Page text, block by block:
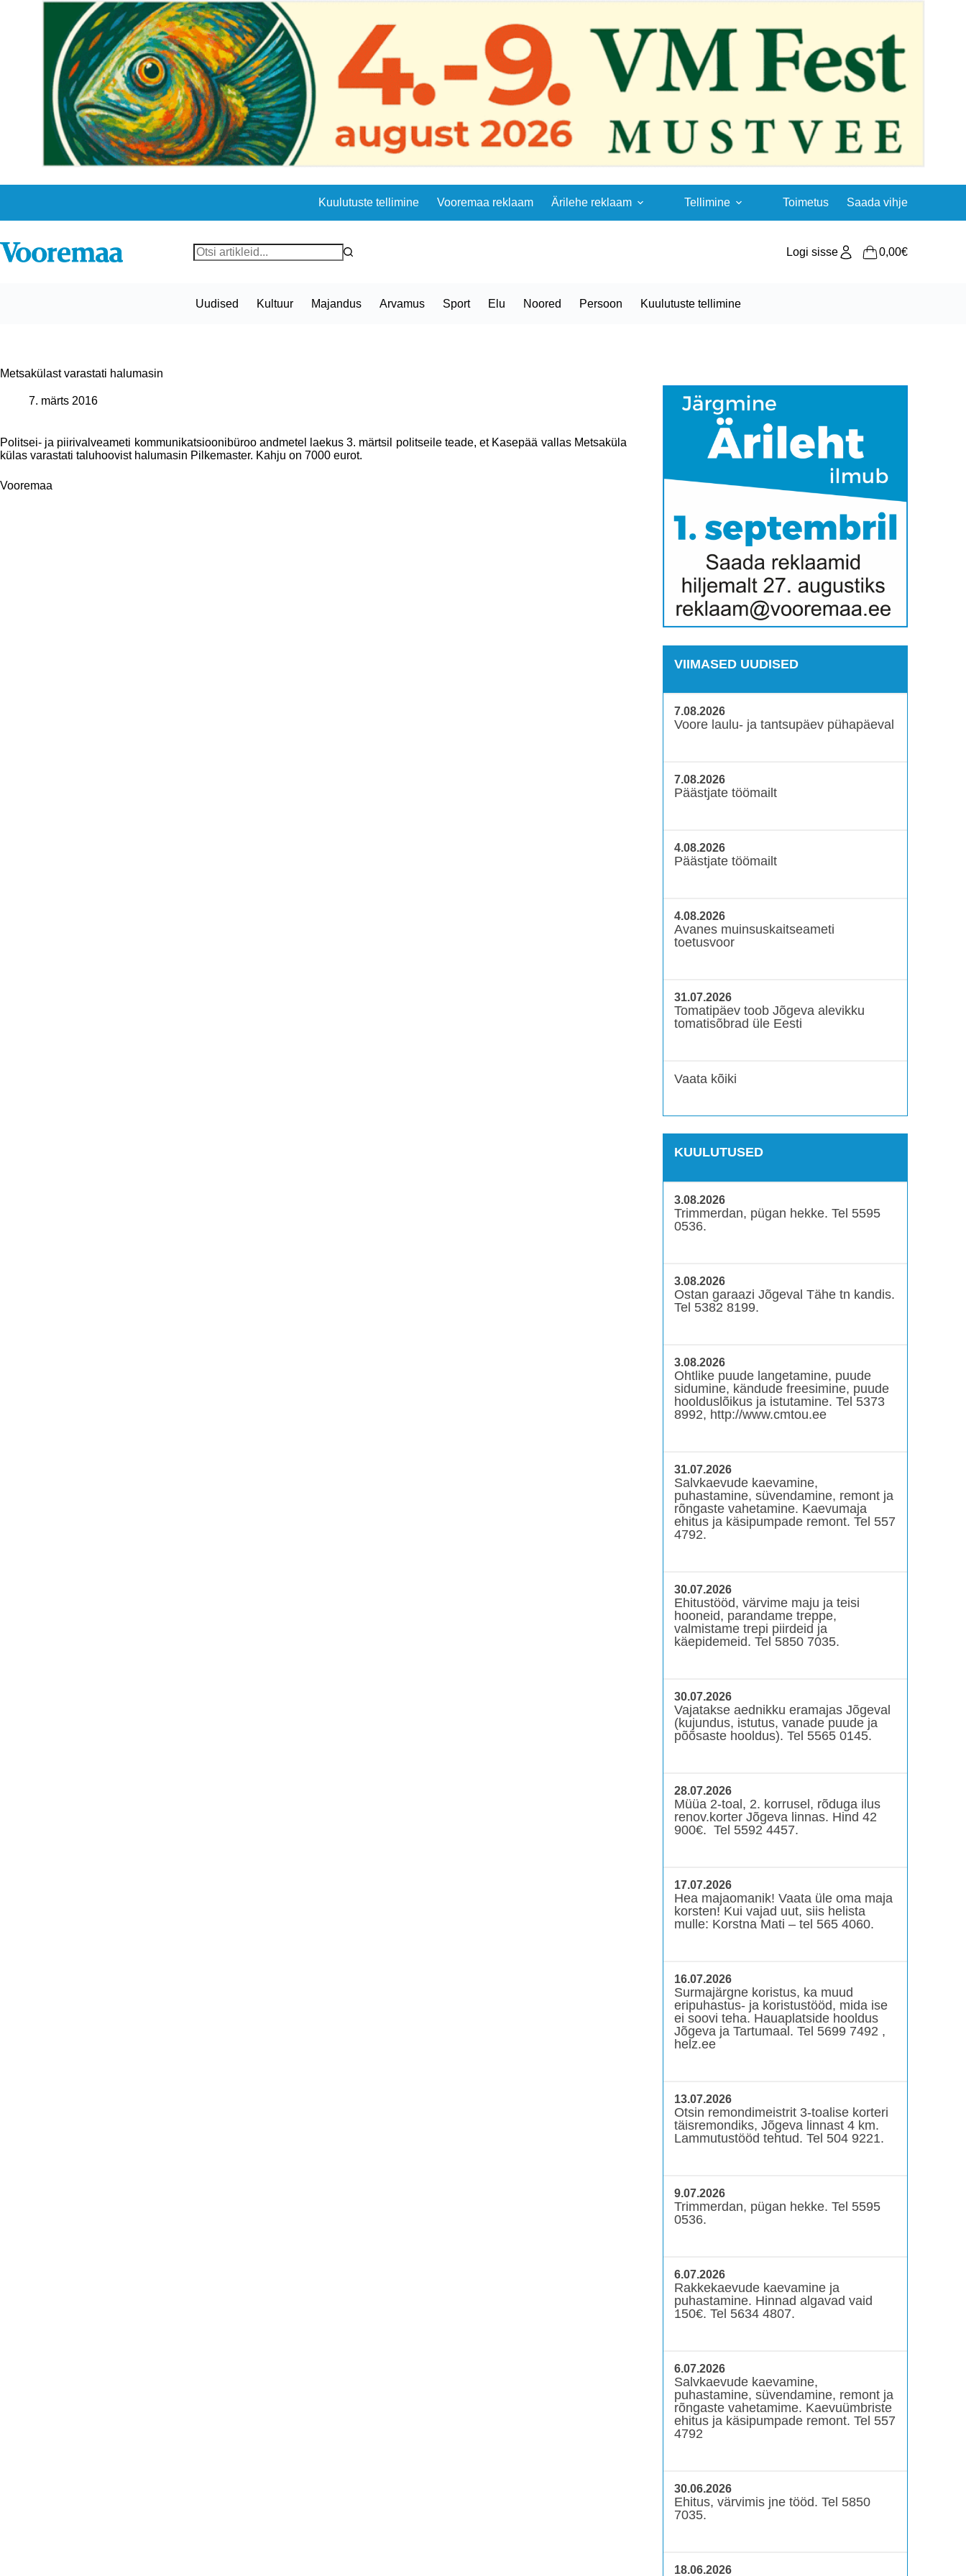
Kuulutuste tellimine Vooremaa reklaam Ärilehe reklaam Tellimine Toimetus Saada vihje
Logi sisse
Shopping
0,00€
Uudised Kultuur Majandus Arvamus Sport Elu Noored Persoon Kuulutuste tellimine
Metsakülast varastati halumasin
7. märts 2016
Politsei- ja piirivalveameti kommunikatsioonibüroo andmetel laekus 3. märtsil politseile teade, et Kasepää vallas Metsaküla
külas varastati taluhoovist halumasin Pilkemaster. Kahju on 7000 eurot.
Vooremaa
VIIMASED UUDISED
7.08.2026
Voore laulu- ja tantsupäev pühapäeval
7.08.2026
Päästjate töömailt
4.08.2026
Päästjate töömailt
4.08.2026
Avanes muinsuskaitseameti
toetusvoor
31.07.2026
Tomatipäev toob Jõgeva alevikku
tomatisõbrad üle Eesti
Vaata kõiki
KUULUTUSED
3.08.2026
Trimmerdan, pügan hekke. Tel 5595
0536.
3.08.2026
Ostan garaazi Jõgeval Tähe tn kandis.
Tel 5382 8199.
3.08.2026
Ohtlike puude langetamine, puude
sidumine, kändude freesimine, puude
hoolduslõikus ja istutamine. Tel 5373
8992, http://www.cmtou.ee
31.07.2026
Salvkaevude kaevamine,
puhastamine, süvendamine, remont ja
rõngaste vahetamine. Kaevumaja
ehitus ja käsipumpade remont. Tel 557
4792.
30.07.2026
Ehitustööd, värvime maju ja teisi
hooneid, parandame treppe,
valmistame trepi piirdeid ja
käepidemeid. Tel 5850 7035.
30.07.2026
Vajatakse aednikku eramajas Jõgeval
(kujundus, istutus, vanade puude ja
põõsaste hooldus). Tel 5565 0145.
28.07.2026
Müüa 2-toal, 2. korrusel, rõduga ilus
renov.korter Jõgeva linnas. Hind 42
900€. Tel 5592 4457.
17.07.2026
Hea majaomanik! Vaata üle oma maja
korsten! Kui vajad uut, siis helista
mulle: Korstna Mati – tel 565 4060.
16.07.2026
Surmajärgne koristus, ka muud
eripuhastus- ja koristustööd, mida ise
ei soovi teha. Hauaplatside hooldus
Jõgeva ja Tartumaal. Tel 5699 7492 ,
helz.ee
13.07.2026
Otsin remondimeistrit 3-toalise korteri
täisremondiks, Jõgeva linnast 4 km.
Lammutustööd tehtud. Tel 504 9221.
9.07.2026
Trimmerdan, pügan hekke. Tel 5595
0536.
6.07.2026
Rakkekaevude kaevamine ja
puhastamine. Hinnad algavad vaid
150€. Tel 5634 4807.
6.07.2026
Salvkaevude kaevamine,
puhastamine, süvendamine, remont ja
rõngaste vahetamime. Kaevuümbriste
ehitus ja käsipumpade remont. Tel 557
4792
30.06.2026
Ehitus, värvimis jne tööd. Tel 5850
7035.
18.06.2026